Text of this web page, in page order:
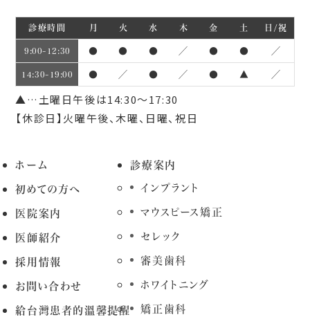
診療時間 月 火 水 木 金 土 日/祝
9:00~12:30 ● ● ● ／ ● ● ／
14:30~19:00 ● ／ ● ／ ● ▲ ／
▲…土曜日午後は14:30～17:30
【休診日】火曜午後、木曜、日曜、祝日
ホーム
初めての方へ
医院案内
医師紹介
採用情報
お問い合わせ
給台灣患者的溫馨提醒
診療案内
インプラント
マウスピース矯正
セレック
審美歯科
ホワイトニング
矯正歯科